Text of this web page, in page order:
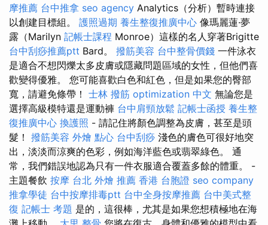
摩推薦 台中推拿 seo agency Analytics（分析）暫時連接
以創建目標組。 護照過期 養生整復推廣中心 像瑪麗蓮·夢
露（Marilyn 記帳士課程 Monroe）這樣的名人穿著Brigitte
台中刮痧推薦ptt Bard。 撥筋美容 台中整骨價錢 一件泳衣
是適合不想閃爍太多皮膚或隱藏問題區域的女性，但他們喜
歡變得優雅。 您可能喜歡白色和紅色，但是如果您的臀部
寬，請避免條帶！ 士林 撥筋 optimization 中文 無論您是
選擇高級模特還是運動褲 台中肩頸放鬆 記帳士函授 養生整
復推廣中心 換護照 - 請記住將顏色調整為皮膚，甚至是頭
髮！ 撥筋美容 外燴 點心 台中刮痧 淺色的膚色可很好地突
出，淡淡而涼爽的色彩，例如海洋藍色或翡翠綠色。 通
常，我們錯誤地認為只有一件衣服適合覆蓋多餘的體重。 -
主題餐飲 按摩 台北 外燴 推薦 香港 台胞證 seo company
推拿學徒 台中按摩排毒ptt 台中全身按摩推薦 台中美式整
復 記帳士 考題 是的，這很棒，尤其是如果您想積極地在海